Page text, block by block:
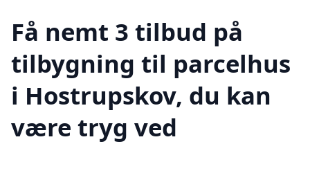
Få nemt 3 tilbud på
tilbygning til parcelhus
i Hostrupskov, du kan
være tryg ved